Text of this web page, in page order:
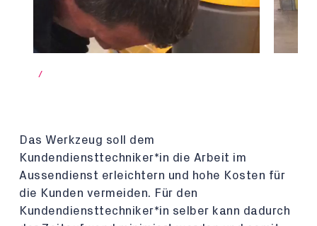
/
Das Werkzeug soll dem
Kundendiensttechniker*in die Arbeit im
Aussendienst erleichtern und hohe Kosten für
die Kunden vermeiden. Für den
Kundendiensttechniker*in selber kann dadurch